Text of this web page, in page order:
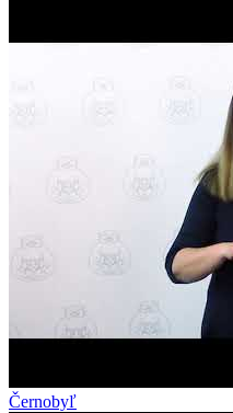
Černobyľ